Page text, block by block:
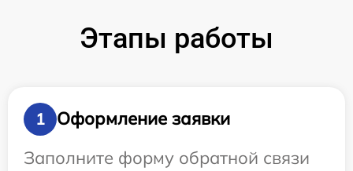
Этапы работы
1
Оформление заявки
Заполните форму обратной связи